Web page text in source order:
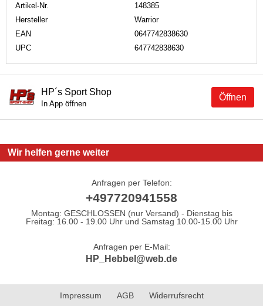
Artikel-Nr.
148385
Hersteller
Warrior
EAN
0647742838630
UPC
647742838630
Öffnen
HP´s Sport Shop
In App öffnen
Wir helfen gerne weiter
Anfragen per Telefon:
+497720941558
Montag: GESCHLOSSEN (nur Versand) - Dienstag bis
Freitag: 16.00 - 19.00 Uhr und Samstag 10.00-15.00 Uhr
Anfragen per E-Mail:
HP_Hebbel@web.de
Impressum AGB Widerrufsrecht